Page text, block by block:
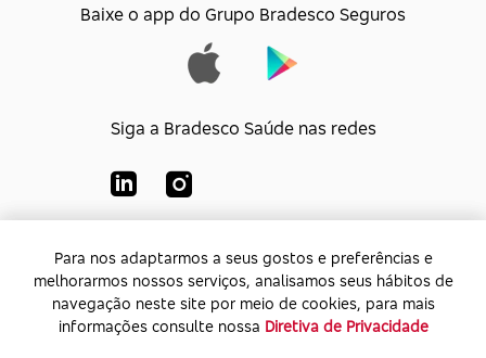
Para nos adaptarmos a seus gostos e preferências e
melhorarmos nossos serviços, analisamos seus hábitos de
navegação neste site por meio de cookies, para mais
informações consulte nossa Diretiva de Privacidade
Baixe o app do Grupo Bradesco Seguros
Siga a Bradesco Saúde nas redes
Bradesco Saúde S/A
CNPJ:92.693.118/0001-60
Endereço:
Av. Rio de Janeiro, 555 - Caju - Rio de
Janeiro - Rio de Janeiro - CEP: 20.931-675
Para nos adaptarmos a seus gostos e preferências e
melhorarmos nossos serviços, analisamos seus hábitos de
navegação neste site por meio de cookies, para mais
informações consulte nossa Diretiva de Privacidade